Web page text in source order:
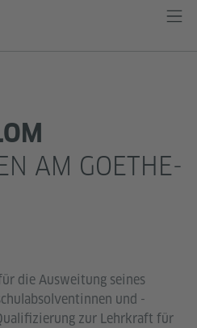
AM GOETHE-
die Ausweitung seines
und -
zur Lehrkraft für